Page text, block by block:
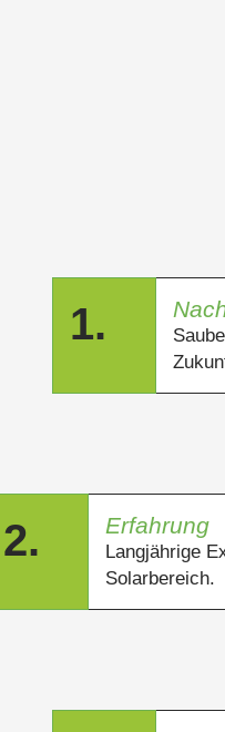
1.
2. Erfahrung
Langjährige
Solarbereich.